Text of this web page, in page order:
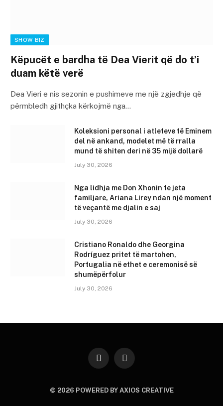
SHOW BIZ
Këpucët e bardha të Dea Vierit që do t’i
duam këtë verë
Dea Vieri e nis sezonin e pushimeve me një zgjedhje që
përmbledh gjithçka kërkojmë nga…
Koleksioni personal i atleteve të Eminem
del në ankand, modelet më të rralla
mund të shiten deri në 35 mijë dollarë
July 30, 2026
Nga lidhja me Don Xhonin te jeta
familjare, Ariana Lirey ndan një moment
të veçantë me djalin e saj
July 30, 2026
Cristiano Ronaldo dhe Georgina
Rodríguez pritet të martohen,
Portugalia në ethet e ceremonisë së
shumëpërfolur
July 30, 2026
InstagramYouTube
© 2026 POWERED BY AXIOS CREATIVE